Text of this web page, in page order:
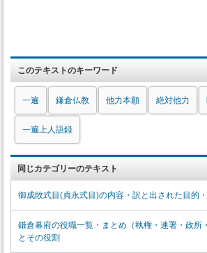
このテキストのキーワード
一遍 鎌倉仏教 他力本願 絶対他力
一遍上人語録
同じカテゴリーのテキスト
御成敗式目(貞永式目)の内容・訳と出された目的
鎌倉幕府の役職一覧・まとめ（執権・連署・政所
とその役割